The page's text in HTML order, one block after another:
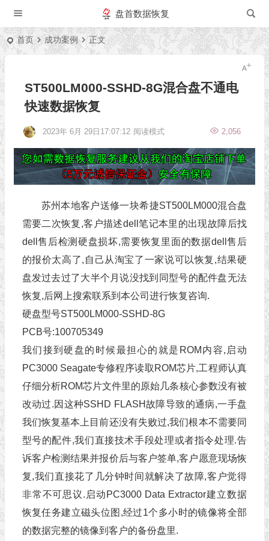
盘首数据恢复
首页 成功案例 正文
ST500LM000-SSHD-8G混合盘不通电
快速数据恢复
2023年 6月 29日17:07:12 2,056
阅读模式
苏州本地客户送修一块希捷ST500LM000混合盘
需要二次恢复,客户描述dell笔记本里的出现故障后找
dell售后检测硬盘损坏,需要恢复里面的数据dell售后
的报价太高了,自己从淘宝了一家说可以恢复,结果硬
盘发过去过了大半个月说没找到同型号的配件盘无法
恢复,后网上搜索联系到本公司进行恢复咨询.
硬盘型号ST500LM000-SSHD-8G
PCB号:100705349
我们接到硬盘的时候最担心的就是ROM内容,启动
PC3000 Seagate专修程序读取ROM芯片,工程师认真
仔细分析ROM芯片文件里的原始几条核心参数没有被
改动过.因这种SSHD FLASH故障导致的通病,一手盘
我们恢复基本上目前还没有失败过,我们根本不需要同
型号的配件,我们直接技术手段处理或者指令处理.告
诉客户检测结果并报价后与客户签单,客户愿意现场恢
复,我们直接花了几分钟时间就解决了故障,客户觉得
非常不可思议.启动PC3000 Data Extractor建立数据
恢复任务建立磁头位图,经过1个多小时的镜像将全部
的数据完整的镜像到客户的备份盘里.